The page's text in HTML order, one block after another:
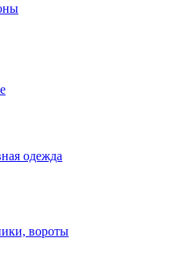
одежда
вороты